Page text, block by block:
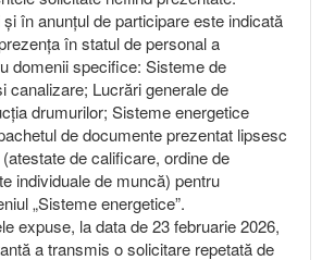
în anunțul de participare este indicată
în statul de personal a
domenii specifice: Sisteme de
canalizare; Lucrări generale de
drumurilor; Sisteme energetice
de documente prezentat lipsesc
de calificare, ordine de
individuale de muncă) pentru
„Sisteme energetice”.
expuse, la data de 23 februarie 2026,
a transmis o solicitare repetată de